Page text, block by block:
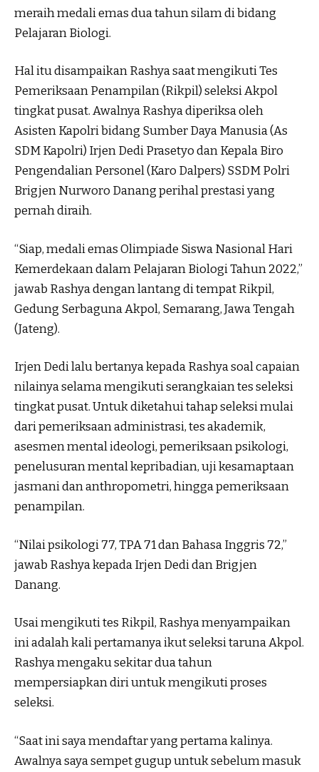
meraih medali emas dua tahun silam di bidang
Pelajaran Biologi.
Hal itu disampaikan Rashya saat mengikuti Tes
Pemeriksaan Penampilan (Rikpil) seleksi Akpol
tingkat pusat. Awalnya Rashya diperiksa oleh
Asisten Kapolri bidang Sumber Daya Manusia (As
SDM Kapolri) Irjen Dedi Prasetyo dan Kepala Biro
Pengendalian Personel (Karo Dalpers) SSDM Polri
Brigjen Nurworo Danang perihal prestasi yang
pernah diraih.
“Siap, medali emas Olimpiade Siswa Nasional Hari
Kemerdekaan dalam Pelajaran Biologi Tahun 2022,”
jawab Rashya dengan lantang di tempat Rikpil,
Gedung Serbaguna Akpol, Semarang, Jawa Tengah
(Jateng).
Irjen Dedi lalu bertanya kepada Rashya soal capaian
nilainya selama mengikuti serangkaian tes seleksi
tingkat pusat. Untuk diketahui tahap seleksi mulai
dari pemeriksaan administrasi, tes akademik,
asesmen mental ideologi, pemeriksaan psikologi,
penelusuran mental kepribadian, uji kesamaptaan
jasmani dan anthropometri, hingga pemeriksaan
penampilan.
“Nilai psikologi 77, TPA 71 dan Bahasa Inggris 72,”
jawab Rashya kepada Irjen Dedi dan Brigjen
Danang.
Usai mengikuti tes Rikpil, Rashya menyampaikan
ini adalah kali pertamanya ikut seleksi taruna Akpol.
Rashya mengaku sekitar dua tahun
mempersiapkan diri untuk mengikuti proses
seleksi.
“Saat ini saya mendaftar yang pertama kalinya.
Awalnya saya sempet gugup untuk sebelum masuk